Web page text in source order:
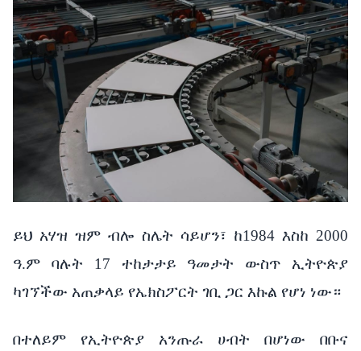
ይህ አሃዝ ዝም ብሎ ስሌት ሳይሆን፣ ከ1984 እስከ 2000
ዓ.ም ባሉት 17 ተከታታይ ዓመታት ውስጥ ኢትዮጵያ
ካገኘችው አጠቃላይ የኤክስፖርት ገቢ ጋር እኩል የሆነ ነው።
በተለይም የኢትዮጵያ አንጡራ ሀብት በሆነው በቡና